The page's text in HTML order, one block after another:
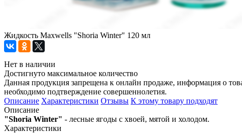
Жидкость Maxwells "Shoria Winter" 120 мл
Нет в наличии
Достигнуто максимальное количество
Данная продукция запрещена к онлайн продаже, информация о
необходимо подтверждение совершеннолетия.
Описание Характеристики Отзывы К этому товару подходят
Описание
"Shoria Winter" - лесные ягоды с хвоей, мятой и холодом.
Характеристики